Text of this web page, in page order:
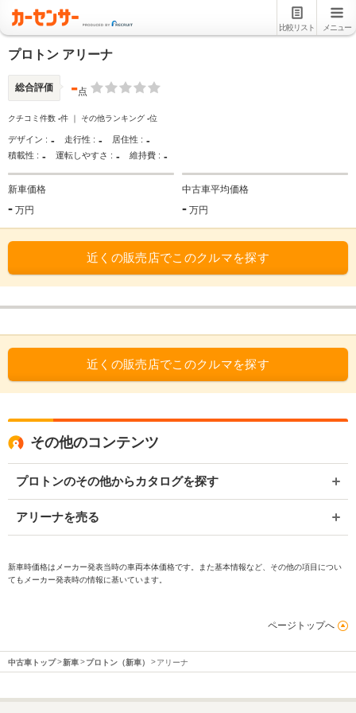
比較リスト メニュー
プロトン アリーナ
総合評価 -点
クチコミ件数 -件 ｜ その他ランキング -位
デザイン : - 走行性 : - 居住性 : -
積載性 : - 運転しやすさ : - 維持費 : -
新車価格
- 万円
中古車平均価格
- 万円
近くの販売店でこのクルマを探す
近くの販売店でこのクルマを探す
その他のコンテンツ
プロトンのその他からカタログを探す
アリーナを売る
新車時価格はメーカー発表当時の車両本体価格です。また基本情報など、その他の項目につい
てもメーカー発表時の情報に基いています。
ページトップへ
中古車トップ 新車 プロトン（新車） アリーナ